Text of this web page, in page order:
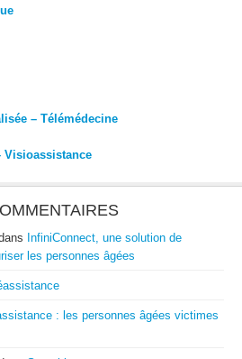
– Télémédecine
Visioassistance
InfiniConnect, une solution de
les personnes âgées
: les personnes âgées victimes